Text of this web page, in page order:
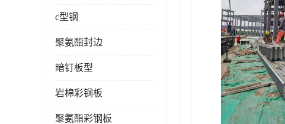
c型钢
聚氨酯封边
暗钉板型
岩棉彩钢板
聚氨酯彩钢板